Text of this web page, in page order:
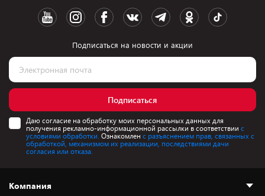
Подписаться на новости и акции
Подписаться
Даю согласие на обработку моих персональных данных для
получения рекламно-информационной рассылки в соответствии с
условиями обработки. Ознакомлен с разъяснением прав, связанных с
обработкой, механизмом их реализации, последствиями дачи
согласия или отказа.
Компания